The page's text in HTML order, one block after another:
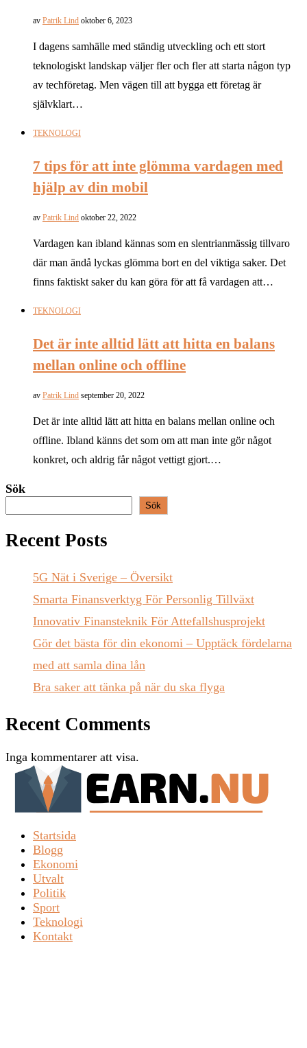
av Patrik Lind oktober 6, 2023
I dagens samhälle med ständig utveckling och ett stort
teknologiskt landskap väljer fler och fler att starta någon typ
av techföretag. Men vägen till att bygga ett företag är
självklart…
TEKNOLOGI
7 tips för att inte glömma vardagen med
hjälp av din mobil
av Patrik Lind oktober 22, 2022
Vardagen kan ibland kännas som en slentrianmässig tillvaro
där man ändå lyckas glömma bort en del viktiga saker. Det
finns faktiskt saker du kan göra för att få vardagen att…
TEKNOLOGI
Det är inte alltid lätt att hitta en balans
mellan online och offline
av Patrik Lind september 20, 2022
Det är inte alltid lätt att hitta en balans mellan online och
offline. Ibland känns det som om att man inte gör något
konkret, och aldrig får något vettigt gjort.…
Sök
Sök
Recent Posts
5G Nät i Sverige – Översikt
Smarta Finansverktyg För Personlig Tillväxt
Innovativ Finansteknik För Attefallshusprojekt
Gör det bästa för din ekonomi – Upptäck fördelarna
med att samla dina lån
Bra saker att tänka på när du ska flyga
Recent Comments
Inga kommentarer att visa.
Startsida
Blogg
Ekonomi
Utvalt
Politik
Sport
Teknologi
Kontakt